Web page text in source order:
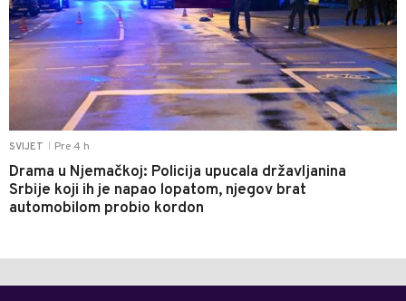
SVIJET Pre 4 h
Drama u Njemačkoj: Policija upucala državljanina
Srbije koji ih je napao lopatom, njegov brat
automobilom probio kordon